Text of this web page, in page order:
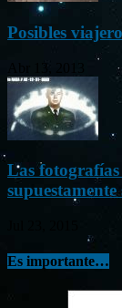
Posibles
Las
Es importante…